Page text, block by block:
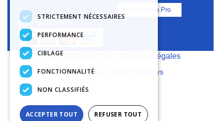
Connexion Pro
Nos Garanties
C.G.V|
Mentions Légales
Réalisation Cubiq
Solution Vackelys
STRICTEMENT NÉCESSAIRES
PERFORMANCE
CIBLAGE
FONCTIONNALITÉ
NON CLASSIFIÉS
ACCEPTER TOUT REFUSER TOUT